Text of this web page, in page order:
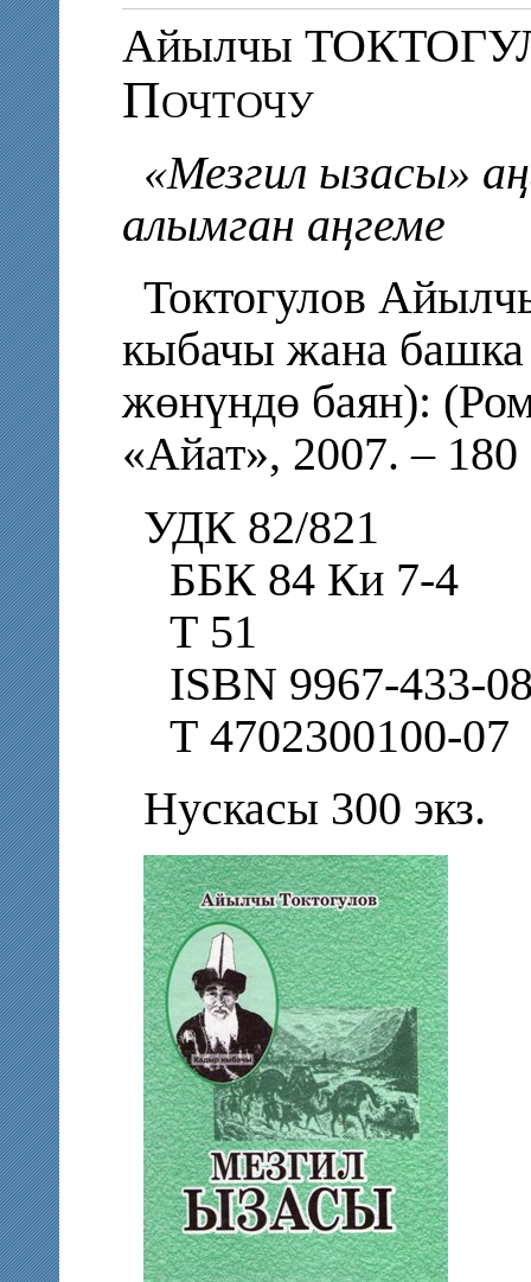
Айылчы
Почточу
«Мезгил ызасы»
алымган аңгеме
Токтогулов
кыбачы жана башка
жөнүндө баян):
«Айат», 2007. –
УДК 82/821
ББК 84 Ки 7-4
Т 51
ISBN 9967-433-
Т 4702300100-
Нускасы 300 экз.